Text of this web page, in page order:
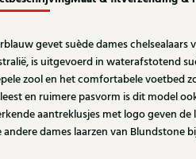
gevet suède dames
is uitgevoerd in waterafstotend
zool en het comfortabele voetbed
en ruimere pasvorm is dit model
aantreklusjes met logo geven
andere dames laarzen van Blundstone